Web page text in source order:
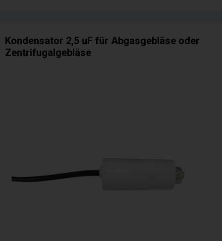
Kondensator 2,5 uF für Abgasgebläse oder
Zentrifugalgebläse